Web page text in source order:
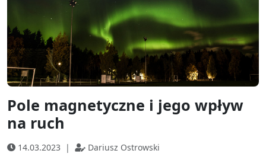
Pole magnetyczne i jego wpływ
na ruch
14.03.2023 | Dariusz Ostrowski